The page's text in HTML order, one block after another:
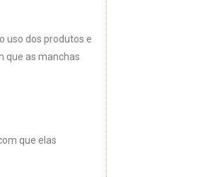
uso dos produtos e
que as manchas
que elas